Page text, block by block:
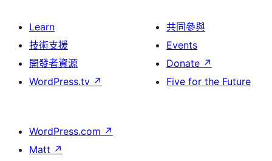
Learn
技術支援
開發者資源
WordPress.tv ↗
共同參與
Events
Donate ↗
Five for the Future
WordPress.com ↗
Matt ↗